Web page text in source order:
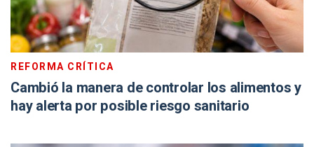
REFORMA CRÍTICA
Cambió la manera de controlar los alimentos y
hay alerta por posible riesgo sanitario